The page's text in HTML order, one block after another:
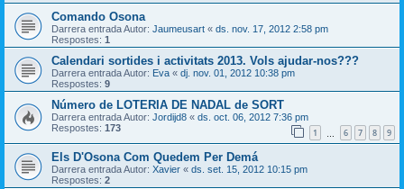
Comando Osona
Darrera entrada Autor: Jaumeusart « ds. nov. 17, 2012 2:58 pm
Respostes: 1
Calendari sortides i activitats 2013. Vols ajudar-nos???
Darrera entrada Autor: Eva « dj. nov. 01, 2012 10:38 pm
Respostes: 9
Número de LOTERIA DE NADAL de SORT
Darrera entrada Autor: Jordijd8 « ds. oct. 06, 2012 7:36 pm
Respostes: 173 1 6 7 8 9
Els D'Osona Com Quedem Per Demá
Darrera entrada Autor: Xavier « ds. set. 15, 2012 10:15 pm
Respostes: 2